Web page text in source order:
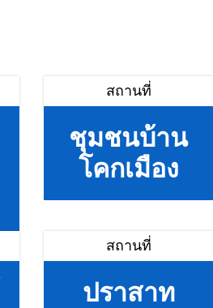
สถานที่
ชุมชนบ้าน
โคกเมือง
สถานที่
ปราสาท